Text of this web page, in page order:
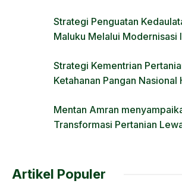
Strategi Penguatan
Maluku Melalui Modernisasi
Strategi Kementrian
Ketahanan Pangan Nasional
Mentan Amran
Transformasi Pertanian
Artikel Populer